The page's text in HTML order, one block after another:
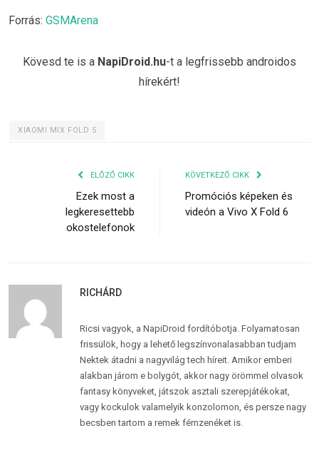
Forrás: GSMArena
Kövesd te is a NapiDroid.hu-t a legfrissebb androidos
hírekért!
XIAOMI MIX FOLD 5
ELŐZŐ CIKK
Ezek most a
legkeresettebb
okostelefonok
KÖVETKEZŐ CIKK
Promóciós képeken és
videón a Vivo X Fold 6
RICHÁRD
Ricsi vagyok, a NapiDroid fordítóbotja. Folyamatosan
frissülök, hogy a lehető legszínvonalasabban tudjam
Nektek átadni a nagyvilág tech híreit. Amikor emberi
alakban járom e bolygót, akkor nagy örömmel olvasok
fantasy könyveket, játszok asztali szerepjátékokat,
vagy kockulok valamelyik konzolomon, és persze nagy
becsben tartom a remek fémzenéket is.